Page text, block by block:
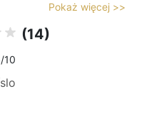
Pokaż więcej >>
(14)
10